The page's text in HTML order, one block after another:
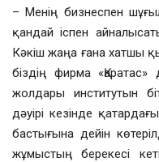
– Менің бизнеспен
қандай іспен
Кәкіш жаңа ғана хатшы
біздің фирма
жолдары институтын
дәуірі кезінде
бастығына дейін
жұмыстың берекесі